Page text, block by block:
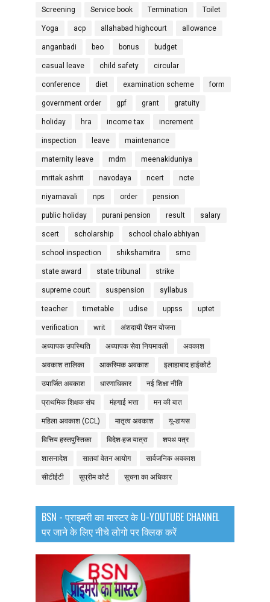
Screening Service book Termination Toilet
Yoga acp allahabad highcourt allowance
anganbadi beo bonus budget
casual leave child safety circular
conference diet examination scheme form
government order gpf grant gratuity
holiday hra income tax increment
inspection leave maintenance
maternity leave mdm meenakiduniya
mritak ashrit navodaya ncert ncte
niyamavali nps order pension
public holiday purani pension result salary
scert scholarship school chalo abhiyan
school inspection shikshamitra smc
state award state tribunal strike
supreme court suspension syllabus
teacher timetable udise uppss uptet
verification writ अंशदायी पेंशन योजना
अध्यापक उपस्थिति अध्यापक सेवा नियमावली अवकाश
अवकाश तालिका आकस्मिक अवकाश इलाहाबाद हाईकोर्ट
उपार्जित अवकाश धारणाधिकार नई शिक्षा नीति
प्राथमिक शिक्षक संघ मंहगाई भत्ता मन की बात
महिला अवकाश (CCL) मातृत्व अवकाश यू-डायस
वित्तिय हस्तपुस्तिका विदेश-हज यात्रा शपथ पत्र
शासनादेश सातवां वेतन आयोग सार्वजनिक अवकाश
सीटीईटी सुप्रीम कोर्ट सूचना का अधिकार
BSN - प्राइमरी का मास्टर के U-YOUTUBE CHANNEL
पर जाने के लिए नीचे लोगो पर क्लिक करें